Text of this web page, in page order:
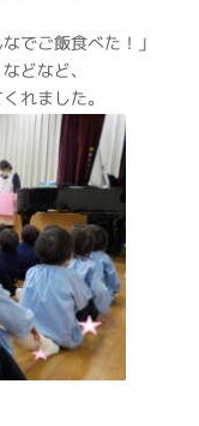
でご飯食べた！」
どなど、
れました。